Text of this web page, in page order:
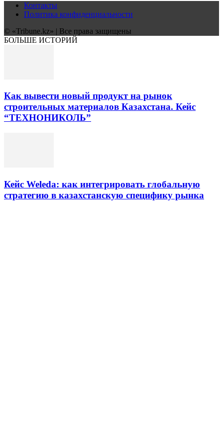
Контакты
Политика конфиденциальности
© «Tribune.kz» | Все права защищены
БОЛЬШЕ ИСТОРИЙ
Как вывести новый продукт на рынок
строительных материалов Казахстана. Кейс
“ТЕХНОНИКОЛЬ”
Кейс Weleda: как интегрировать глобальную
стратегию в казахстанскую специфику рынка